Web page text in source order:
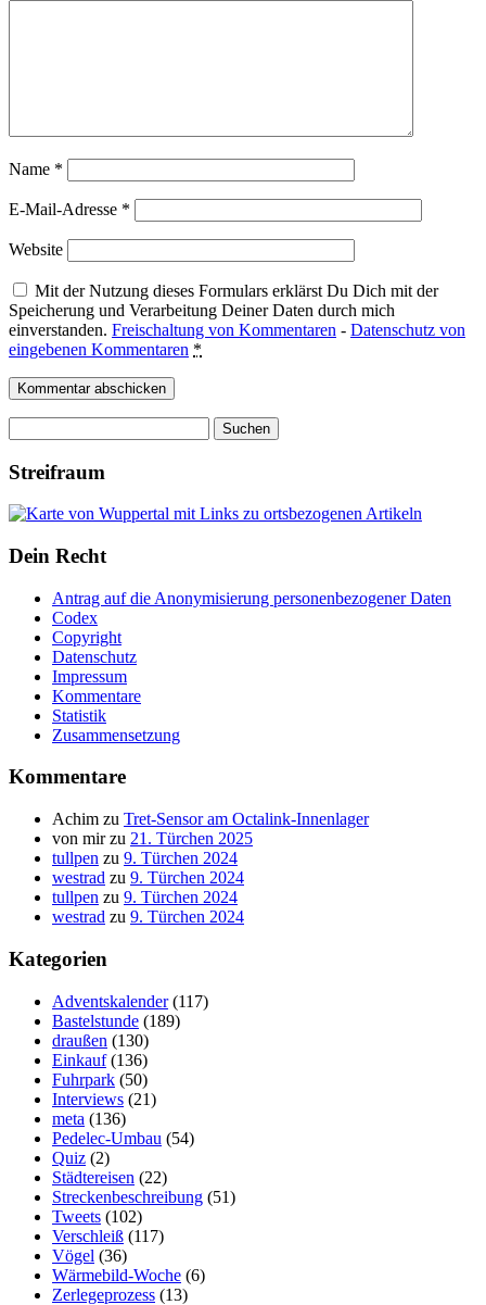
Name *
E-Mail-Adresse *
Website
Mit der Nutzung dieses Formulars erklärst Du Dich mit der
Speicherung und Verarbeitung Deiner Daten durch mich
einverstanden. Freischaltung von Kommentaren - Datenschutz von
eingebenen Kommentaren *
nach:
Streifraum
Dein Recht
Antrag auf die Anonymisierung personenbezogener Daten
Codex
Copyright
Datenschutz
Impressum
Kommentare
Statistik
Zusammensetzung
Kommentare
Achim zu Tret-Sensor am Octalink-Innenlager
von mirzu 21. Türchen 2025
tullpen zu 9. Türchen 2024
westrad zu 9. Türchen 2024
tullpen zu 9. Türchen 2024
westrad zu 9. Türchen 2024
Kategorien
Adventskalender(117)
Bastelstunde (189)
draußen (130)
Einkauf(136)
Fuhrpark (50)
Interviews (21)
meta (136)
Pedelec-Umbau (54)
Quiz (2)
Städtereisen (22)
Streckenbeschreibung (51)
Tweets (102)
Verschleiß (117)
Vögel (36)
Wärmebild-Woche (6)
Zerlegeprozess (13)